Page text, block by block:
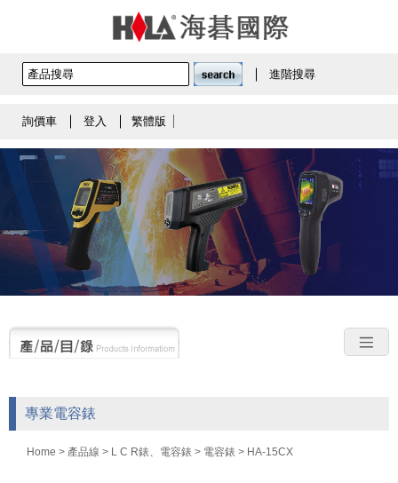
進階搜尋
詢價車 登入 繁體版
專業電容錶
Home > 產品線 > L C R錶、電容錶 > 電容錶 > HA-15CX